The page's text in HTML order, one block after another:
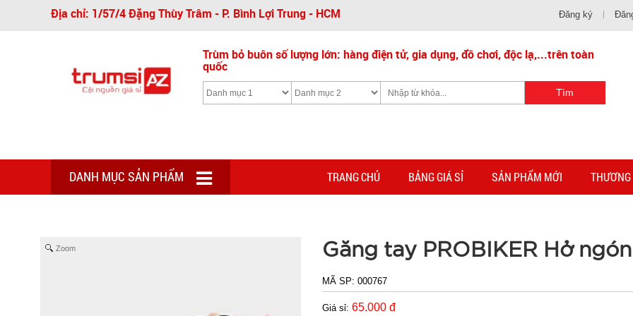
Địa chỉ: 1/57/4 Đặng Thùy Trâm - P. Bình Lợi Trung - HCM Đăng ký
Trùm bỏ buôn số lượng lớn: hàng điện tử, gia dụng, đồ chơi, độc lạ,...trên toàn
quốc
DANH MỤC SẢN PHẨM TRANG CHỦ BẢNG GIÁ SỈ SẢN PHẨM MỚI
Zoom Găng tay PROBIKER Hở ngón
MÃ SP:000767
Giá sỉ:65.000 đ